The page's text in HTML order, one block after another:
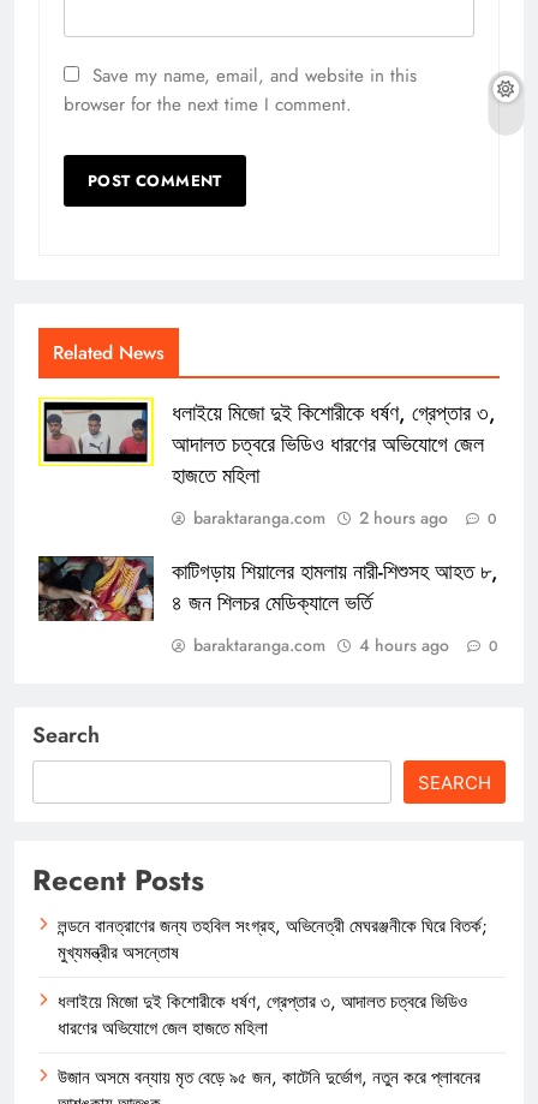
Save my name, email, and website in this
browser for the next time I comment.
Related News
ধলাইয়ে মিজো দুই কিশোরীকে ধর্ষণ, গ্রেপ্তার ৩,
আদালত চত্বরে ভিডিও ধারণের অভিযোগে জেল
হাজতে মহিলা
baraktaranga.com 2 hours ago 0
কাটিগড়ায় শিয়ালের হামলায় নারী-শিশুসহ আহত ৮,
৪ জন শিলচর মেডিক্যালে ভর্তি
baraktaranga.com 4 hours ago 0
Search
SEARCH
Recent Posts
লন্ডনে বানত্রাণের জন্য তহবিল সংগ্রহ, অভিনেত্রী মেঘরঞ্জনীকে ঘিরে বিতর্ক;
মুখ্যমন্ত্রীর অসন্তোষ
ধলাইয়ে মিজো দুই কিশোরীকে ধর্ষণ, গ্রেপ্তার ৩, আদালত চত্বরে ভিডিও
ধারণের অভিযোগে জেল হাজতে মহিলা
উজান অসমে বন্যায় মৃত বেড়ে ৯৫ জন, কাটেনি দুর্ভোগ, নতুন করে প্লাবনের